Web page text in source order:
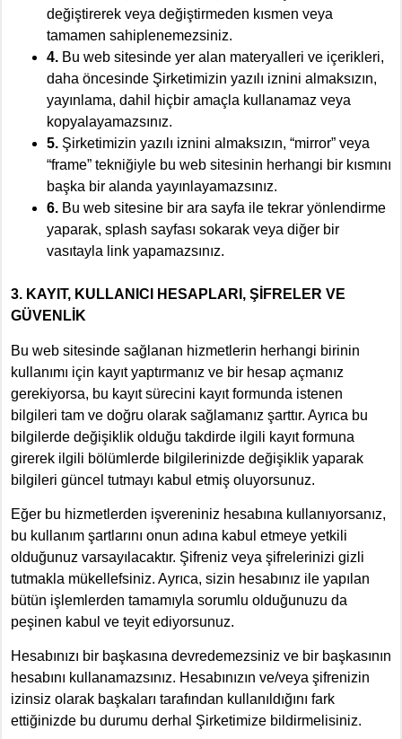
değiştirerek veya değiştirmeden kısmen veya
tamamen sahiplenemezsiniz.
4. Bu web sitesinde yer alan materyalleri ve içerikleri,
daha öncesinde Şirketimizin yazılı iznini almaksızın,
yayınlama, dahil hiçbir amaçla kullanamaz veya
kopyalayamazsınız.
5. Şirketimizin yazılı iznini almaksızın, “mirror” veya
“frame” tekniğiyle bu web sitesinin herhangi bir kısmını
başka bir alanda yayınlayamazsınız.
6. Bu web sitesine bir ara sayfa ile tekrar yönlendirme
yaparak, splash sayfası sokarak veya diğer bir
vasıtayla link yapamazsınız.
3. KAYIT, KULLANICI HESAPLARI, ŞİFRELER VE
GÜVENLİK
Bu web sitesinde sağlanan hizmetlerin herhangi birinin
kullanımı için kayıt yaptırmanız ve bir hesap açmanız
gerekiyorsa, bu kayıt sürecini kayıt formunda istenen
bilgileri tam ve doğru olarak sağlamanız şarttır. Ayrıca bu
bilgilerde değişiklik olduğu takdirde ilgili kayıt formuna
girerek ilgili bölümlerde bilgilerinizde değişiklik yaparak
bilgileri güncel tutmayı kabul etmiş oluyorsunuz.
Eğer bu hizmetlerden işvereniniz hesabına kullanıyorsanız,
bu kullanım şartlarını onun adına kabul etmeye yetkili
olduğunuz varsayılacaktır. Şifreniz veya şifrelerinizi gizli
tutmakla mükellefsiniz. Ayrıca, sizin hesabınız ile yapılan
bütün işlemlerden tamamıyla sorumlu olduğunuzu da
peşinen kabul ve teyit ediyorsunuz.
Hesabınızı bir başkasına devredemezsiniz ve bir başkasının
hesabını kullanamazsınız. Hesabınızın ve/veya şifrenizin
izinsiz olarak başkaları tarafından kullanıldığını fark
ettiğinizde bu durumu derhal Şirketimize bildirmelisiniz.